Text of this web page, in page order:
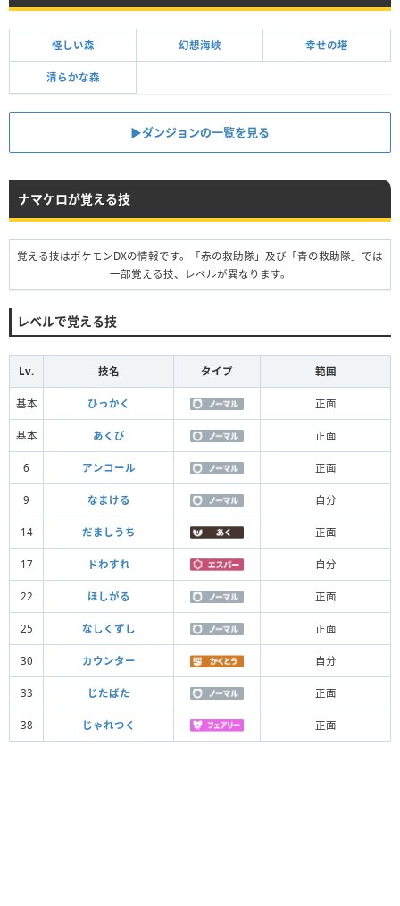
怪しい森 幻想海峡 幸せの塔
清らかな森
▶︎ダンジョンの一覧を見る
ナマケロが覚える技
覚える技はポケモンDXの情報です。「赤の救助隊」及び「青の救助隊」では
一部覚える技、レベルが異なります。
レベルで覚える技
Lv. 技名 タイプ 範囲
基本 ひっかく 正面
基本 あくび 正面
6 アンコール 正面
9 なまける 自分
14 だましうち 正面
17 ドわすれ 自分
22 ほしがる 正面
25 なしくずし 正面
30 カウンター 自分
33 じたばた 正面
38 じゃれつく 正面